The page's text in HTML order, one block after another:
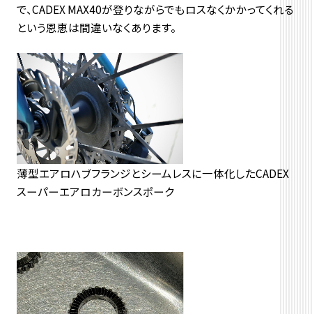
で、CADEX MAX40が登りながらでもロスなくかかってくれる
という恩恵は間違いなくあります。
薄型エアロハブフランジとシームレスに一体化したCADEX
スーパーエアロカーボンスポーク